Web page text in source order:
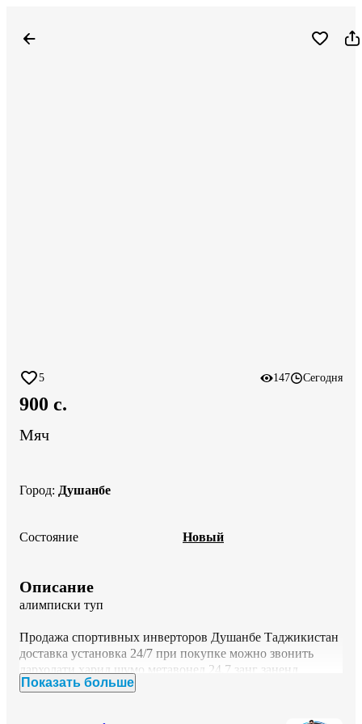
5 147 Сегодня
900 c.
Мяч
Город: Душанбе
Состояние Новый
Описание
алимписки туп
Продажа спортивных инверторов Душанбе Таджикистан
доставка установка 24/7 при покупке можно звонить
дархолати харид шумо метавонед 24,7 занг заненд
Показать больше